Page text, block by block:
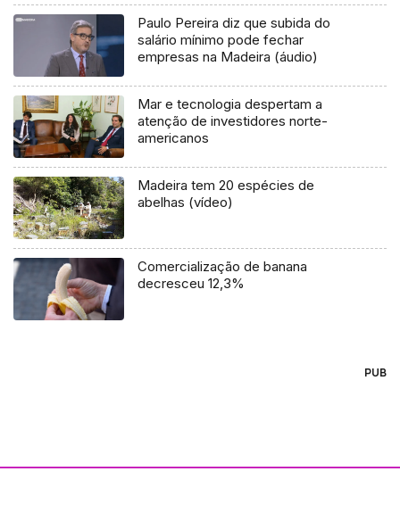
Paulo Pereira diz que subida do
salário mínimo pode fechar
empresas na Madeira (áudio)
Mar e tecnologia despertam a
atenção de investidores norte-
americanos
Madeira tem 20 espécies de
abelhas (vídeo)
Comercialização de banana
decresceu 12,3%
PUB